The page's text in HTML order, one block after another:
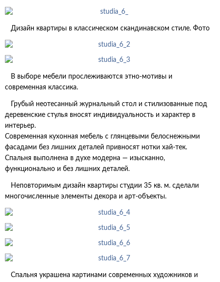
Дизайн квартиры в классическом скандинавском стиле. Фото
В выборе мебели прослеживаются этно-мотивы и
современная классика.
Грубый неотесанный журнальный стол и стилизованные под
деревенские стулья вносят индивидуальность и характер в
интерьер.
Современная кухонная мебель с глянцевыми белоснежными
фасадами без лишних деталей привносят нотки хай-тек.
Спальня выполнена в духе модерна — изысканно,
функционально и без лишних деталей.
Неповторимым дизайн квартиры студии 35 кв. м. сделали
многочисленные элементы декора и арт-объекты.
Спальня украшена картинами современных художников и